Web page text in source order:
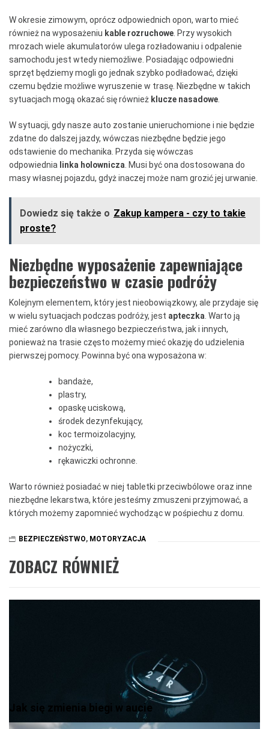
W okresie zimowym, oprócz odpowiednich opon, warto mieć
również na wyposażeniu kable rozruchowe . Przy wysokich
mrozach wiele akumulatorów ulega rozładowaniu i odpalenie
samochodu jest wtedy niemożliwe. Posiadając odpowiedni
sprzęt będziemy mogli go jednak szybko podładować, dzięki
czemu będzie możliwe wyruszenie w trasę. Niezbędne w takich
sytuacjach mogą okazać się również klucze nasadowe
W sytuacji, gdy nasze auto zostanie unieruchomione i nie będzie
zdatne do dalszej jazdy, wówczas niezbędne będzie jego
odstawienie do mechanika. Przyda się wówczas
odpowiednia linka holownicza . Musi być ona dostosowana do
masy własnej pojazdu, gdyż inaczej może nam grozić jej urwanie.
Dowiedz się także o Zakup kampera - czy to takie
proste?
Niezbędne wyposażenie zapewniające
bezpieczeństwo w czasie podróży
Kolejnym elementem, który jest nieobowiązkowy, ale przydaje się
w wielu sytuacjach podczas podróży, jest apteczka . Warto ją
mieć zarówno dla własnego bezpieczeństwa, jak i innych,
ponieważ na trasie często możemy mieć okazję do udzielenia
pierwszej pomocy. Powinna być ona wyposażona w:
bandaże,
plastry,
opaskę uciskową,
środek dezynfekujący,
koc termoizolacyjny,
nożyczki,
rękawiczki ochronne.
Warto również posiadać w niej tabletki przeciwbólowe oraz inne
niezbędne lekarstwa, które jesteśmy zmuszeni przyjmować, a
których możemy zapomnieć wychodząc w pośpiechu z domu.
BEZPIECZEŃSTWO, MOTORYZACJA
ZOBACZ RÓWNIEŻ
Jak się zmienia biegi w aucie